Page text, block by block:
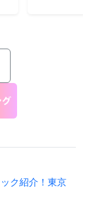
ク紹介！東京